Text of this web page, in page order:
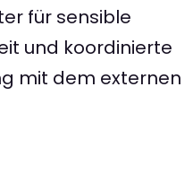
für sensible
und koordinierte
mit dem externen